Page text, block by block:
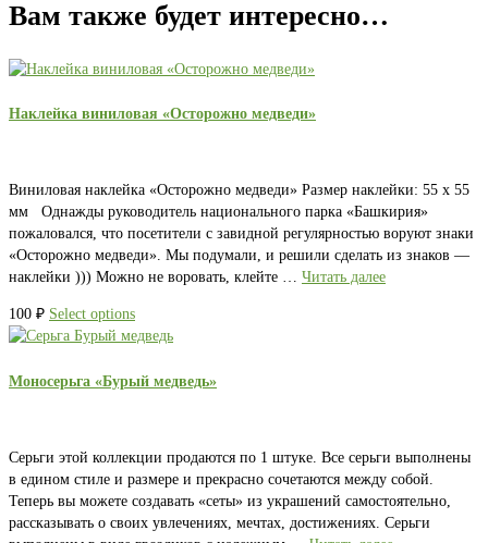
Вам также будет интересно…
Наклейка виниловая «Осторожно медведи»
Виниловая наклейка «Осторожно медведи» Размер наклейки: 55 х 55
мм Однажды руководитель национального парка «Башкирия»
пожаловался, что посетители с завидной регулярностью воруют знаки
«Осторожно медведи». Мы подумали, и решили сделать из знаков —
наклейки ))) Можно не воровать, клейте … Читать далее
100 ₽ Select options
Моносерьга «Бурый медведь»
Серьги этой коллекции продаются по 1 штуке. Все серьги выполнены
в едином стиле и размере и прекрасно сочетаются между собой.
Теперь вы можете создавать «сеты» из украшений самостоятельно,
рассказывать о своих увлечениях, мечтах, достижениях. Серьги